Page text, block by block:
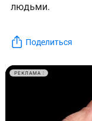
людьми.
Поделиться
РЕКЛАМА